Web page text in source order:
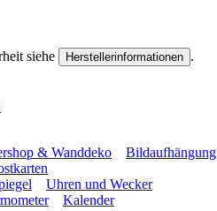
siehe Herstellerinformationen .
& Wanddeko
Bildaufhängung
Uhren und Wecker
Kalender